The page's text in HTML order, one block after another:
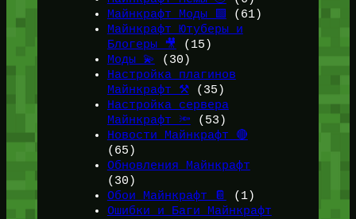
Майнкрафт Моды 🟩 (61)
Майнкрафт Ютуберы и
Блогеры 🎥
(15)
Моды 💫
(30)
Настройка плагинов
Майнкрафт ⚒️(35)
Настройка сервера
Майнкрафт 🔦 (53)
Новости Майнкрафт 🔴
(65)
Обновления Майнкрафт
(30)
Обои Майнкрафт 📔
(1)
Ошибки и Баги Майнкрафт